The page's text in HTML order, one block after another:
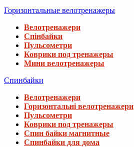
Горизонтальные велотренажеры
Велотренажери
Спінбайки
Пульсометри
Коврики под тренажеры
Мини велотренажеры
Спинбайки
Велотренажери
Горизонтальні велотренажери
Пульсометри
Коврики под тренажеры
Спин байки магнитные
Спинбайки для дома